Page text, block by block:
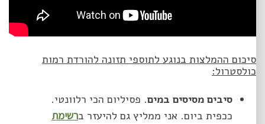
סיכום ההמלצות בנוגע לתוספי תזונה להורדת רמות
כולסטרול:
סיבים מסיסים במים. פסיליום הכי רלוונטי.
ככפית ביום. אני ממליץ גם להיעזר ב רשימת